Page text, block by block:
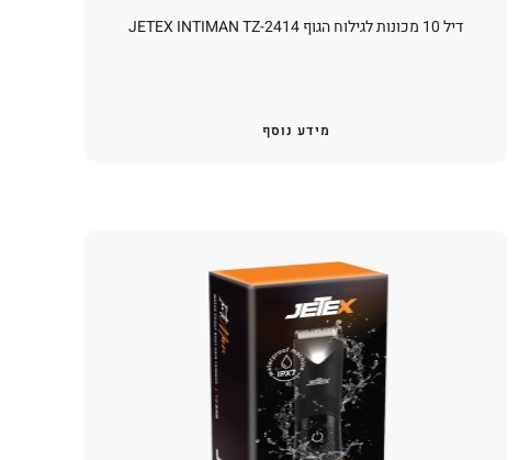
דיל 10 מכונות לגילוח הגוף JETEX INTIMAN TZ-2414
מידע נוסף